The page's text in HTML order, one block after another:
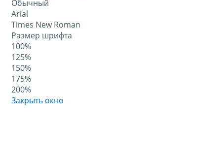
Обычный
Arial
Times New Roman
Размер шрифта
100%
125%
150%
175%
200%
Закрыть окно